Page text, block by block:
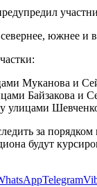
южнее и
Муканова и
Байзакова и
улицами
за
будут
Telegram